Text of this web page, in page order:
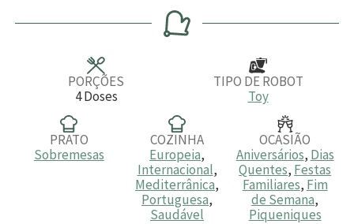
u
n
u
t
u
PORÇÕES
4 Doses
TIPO DE ROBOT
Toy
PRATO
Sobremesas
COZINHA
Europeia,
Internacional,
Mediterrânica,
Portuguesa,
Saudável
OCASIÃO
Aniversários, Dias
Quentes, Festas
Familiares, Fim
de Semana,
Piqueniques